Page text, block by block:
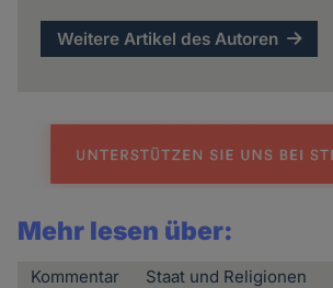
Weitere Artikel des Autoren
Mehr lesen über:
Kommentar Staat und Religionen